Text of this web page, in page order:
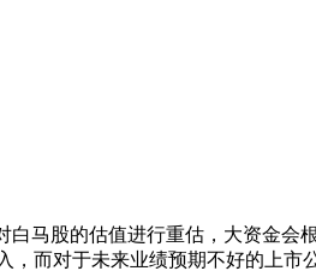
马股的估值进行重估，大资金会
而对于未来业绩预期不好的上市